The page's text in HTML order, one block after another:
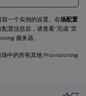
一个实例的设置。在场配置
置信息后，请查看“完成”页
服务器。
场中的所有其他 Provisioning